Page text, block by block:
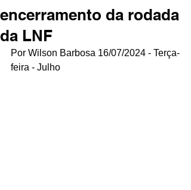
encerramento da rodada
da LNF
Por Wilson Barbosa 16/07/2024 - Terça-
feira - Julho